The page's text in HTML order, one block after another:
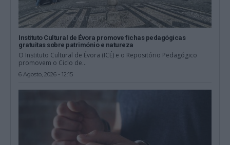
Instituto Cultural de Évora promove fichas pedagógicas
gratuitas sobre património e natureza
O Instituto Cultural de Évora (ICÉ) e o Repositório Pedagógico
promovem o Ciclo de...
6 Agosto, 2026 - 12:15